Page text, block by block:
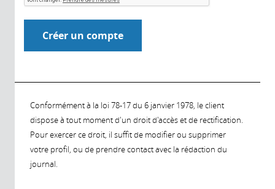
Conformément à la loi 78-17 du 6 janvier 1978, le client
dispose à tout moment d'un droit d'accès et de rectification.
Pour exercer ce droit, il suffit de modifier ou supprimer
votre profil, ou de prendre contact avec la rédaction du
journal.